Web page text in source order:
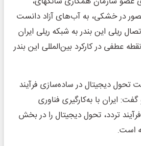
در خشکی، به آب‌های آزاد دانست
ریلی این بندر به شبکه ریلی ایران
عطفی در کارکرد بین‌المللی این بندر
دیجیتال در ساده‌سازی فرآیند
ایران با به‌کارگیری فناوری
تردد، تحول دیجیتال را در بخش
است.